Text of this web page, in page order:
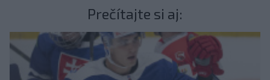
Prečítajte si aj: